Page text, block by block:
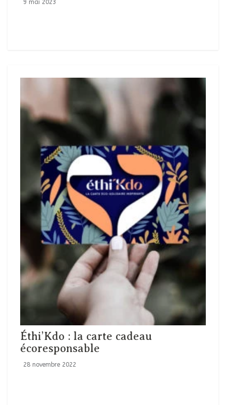
9 mai 2023
Éthi’Kdo : la carte cadeau
écoresponsable
28 novembre 2022